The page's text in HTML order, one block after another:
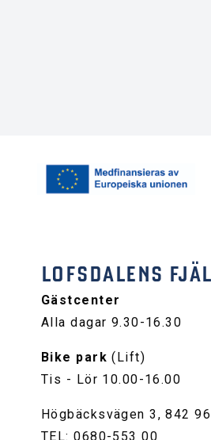
LOFSDALENS
Gästcenter
Alla dagar 9.30-16.30
Bike park (Lift)
Tis - Lör 10.00-16.00
Högbäcksvägen 3, 842 96
TEL: 0680-553 00